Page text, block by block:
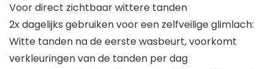
Voor direct zichtbaar wittere tanden
2x dagelijks gebruiken voor een zelfveilige glimlach:
Witte tanden na de eerste wasbeurt, voorkomt
verkleuringen van de tanden per dag